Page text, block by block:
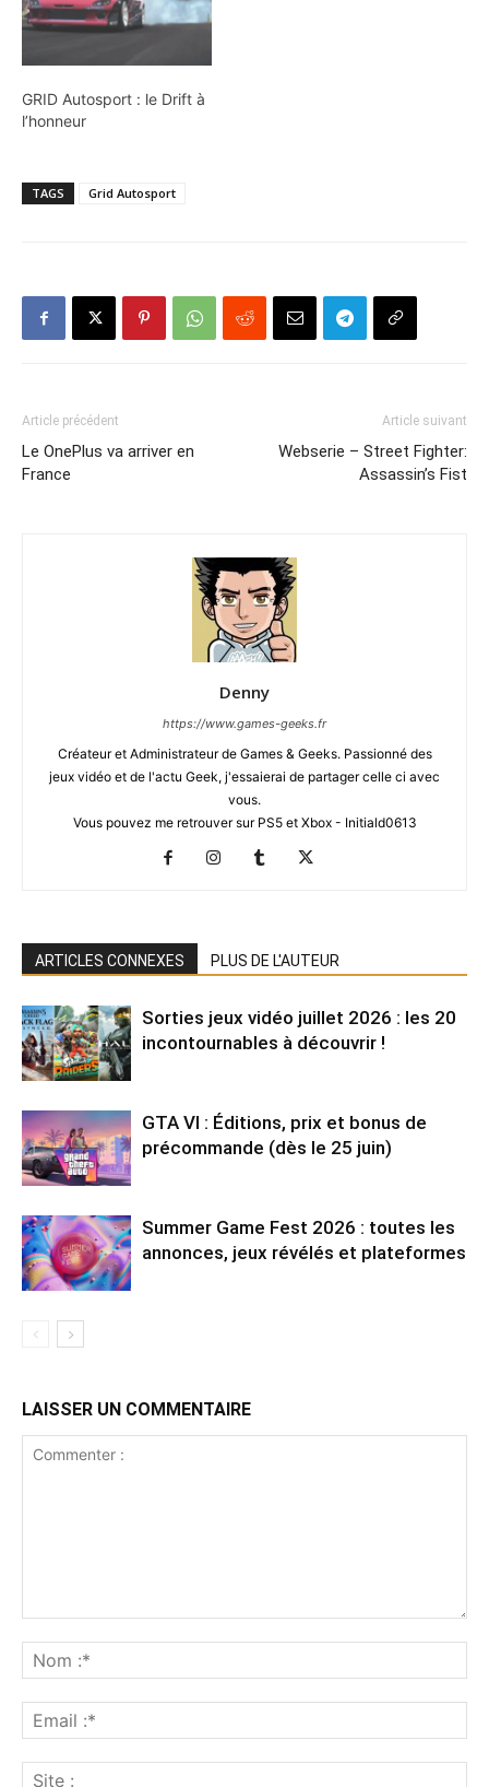
GRID Autosport : le Drift à
l’honneur
TAGS Grid Autosport
Article précédent
Le OnePlus va arriver en
France
Article suivant
Webserie – Street Fighter:
Assassin’s Fist
Denny
https://www.games-geeks.fr
Créateur et Administrateur de Games & Geeks. Passionné des
jeux vidéo et de l'actu Geek, j'essaierai de partager celle ci avec
vous.
Vous pouvez me retrouver sur PS5 et Xbox - Initiald0613
ARTICLES CONNEXES PLUS DE L'AUTEUR
Sorties jeux vidéo juillet 2026 : les 20
incontournables à découvrir !
GTA VI : Éditions, prix et bonus de
précommande (dès le 25 juin)
Summer Game Fest 2026 : toutes les
annonces, jeux révélés et plateformes
LAISSER UN COMMENTAIRE